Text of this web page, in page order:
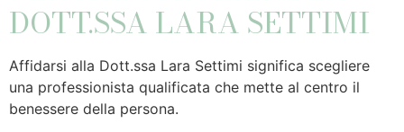
DOTT.SSA LARA SETTIMI
Affidarsi alla Dott.ssa Lara Settimi significa scegliere
una professionista qualificata che mette al centro il
benessere della persona.